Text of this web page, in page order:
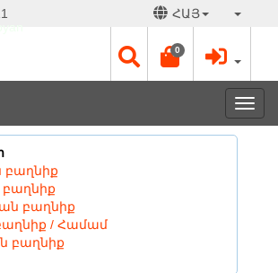
ՀԱՅ
0
բաղնիք
/ Համամ
բաղնիք